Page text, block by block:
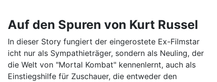
Auf den Spuren von Kurt Russel
In dieser Story fungiert der eingerostete Ex-Filmstar
icht nur als Sympathieträger, sondern als Neuling, der
die Welt von "Mortal Kombat" kennenlernt, auch als
Einstiegshilfe für Zuschauer, die entweder den